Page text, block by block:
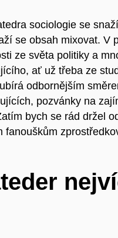
sociologie se
se obsah mixovat.
ze světa politiky a
ať už třeba ze
odbornějším
pozvánky na
bych se rád držel
fanouškům